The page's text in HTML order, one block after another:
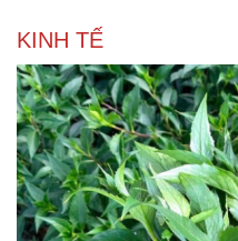
KINH TẾ